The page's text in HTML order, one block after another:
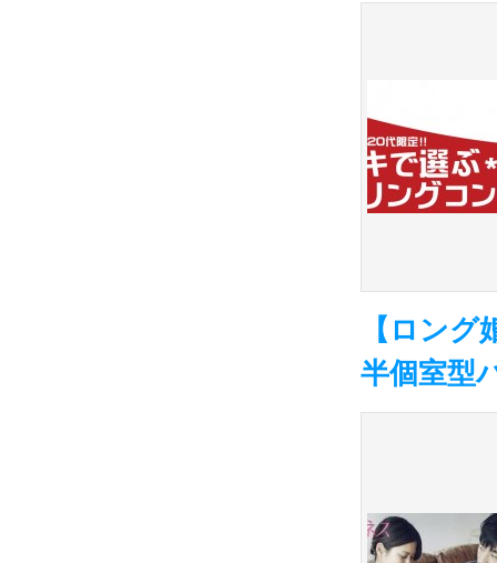
【ロン
半個室型